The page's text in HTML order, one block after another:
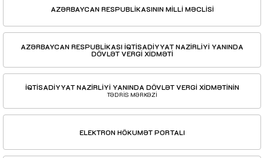
AZƏRBAYCAN RESPUBLİKASININ MİLLİ MƏCLİSİ
AZƏRBAYCAN RESPUBLİKASI İQTİSADİYYAT NAZİRLİYİ YANINDA
DÖVLƏT VERGİ XİDMƏTİ
İQTİSADİYYAT NAZİRLİYİ YANINDA DÖVLƏT VERGİ XİDMƏTİNİN
TƏDRİS MƏRKƏZİ
ELEKTRON HÖKUMƏT PORTALI